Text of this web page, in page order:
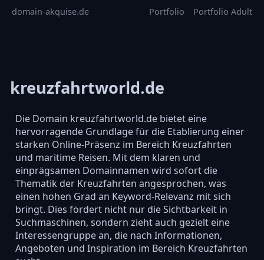
domain-akquise.de Portfolio Portfolio Adult
kreuzfahrtworld.de
Die Domain kreuzfahrtworld.de bietet eine
hervorragende Grundlage für die Etablierung einer
starken Online-Präsenz im Bereich Kreuzfahrten
und maritime Reisen. Mit dem klaren und
einprägsamen Domainnamen wird sofort die
Thematik der Kreuzfahrten angesprochen, was
einen hohen Grad an Keyword-Relevanz mit sich
bringt. Dies fördert nicht nur die Sichtbarkeit in
Suchmaschinen, sondern zieht auch gezielt eine
Interessengruppe an, die nach Informationen,
Angeboten und Inspiration im Bereich Kreuzfahrten